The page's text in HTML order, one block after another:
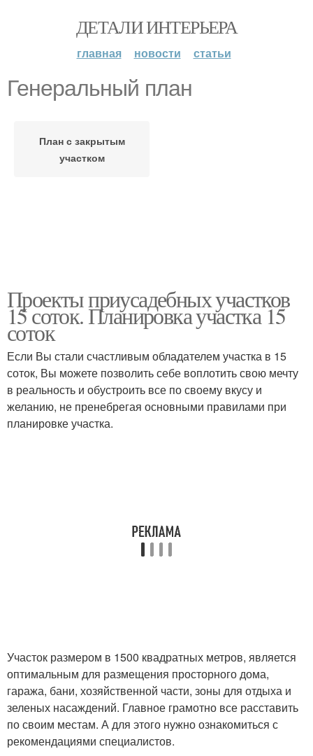
ДЕТАЛИ ИНТЕРЬЕРА
главная новости статьи
Генеральный план
План с закрытым
участком
Проекты приусадебных участков
15 соток. Планировка участка 15
соток
Если Вы стали счастливым обладателем участка в 15
соток, Вы можете позволить себе воплотить свою мечту
в реальность и обустроить все по своему вкусу и
желанию, не пренебрегая основными правилами при
планировке участка.
Участок размером в 1500 квадратных метров, является
оптимальным для размещения просторного дома,
гаража, бани, хозяйственной части, зоны для отдыха и
зеленых насаждений. Главное грамотно все расставить
по своим местам. А для этого нужно ознакомиться с
рекомендациями специалистов.